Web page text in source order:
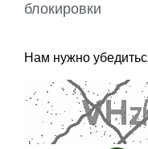
блокировки
Нам нужно